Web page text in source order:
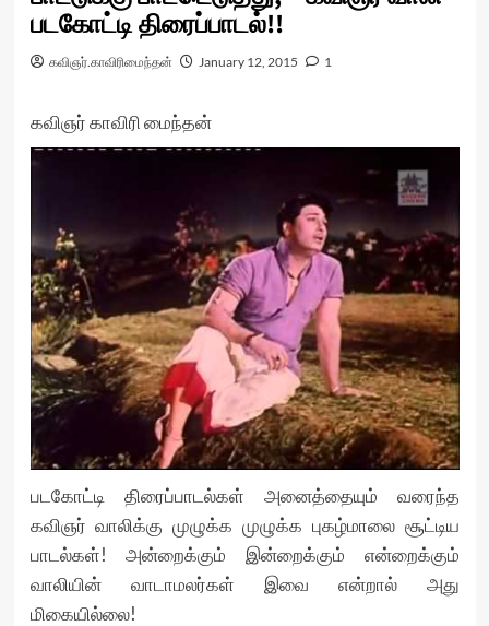
படகோட்டி திரைப்பாடல்!!
கவிஞர்.காவிரிமைந்தன் January 12, 2015 1
கவிஞர் காவிரி மைந்தன்
படகோட்டி திரைப்பாடல்கள் அனைத்தையும் வரைந்த
கவிஞர் வாலிக்கு முழுக்க முழுக்க புகழ்மாலை சூட்டிய
பாடல்கள்! அன்றைக்கும் இன்றைக்கும் என்றைக்கும்
வாலியின் வாடாமலர்கள் இவை என்றால் அது
மிகையில்லை!